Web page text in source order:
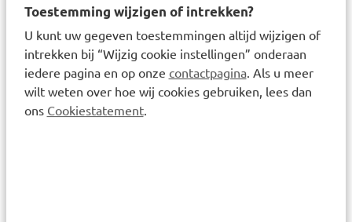
Toestemming wijzigen of intrekken?
U kunt uw gegeven toestemmingen altijd wijzigen of
intrekken bij “Wijzig cookie instellingen” onderaan
iedere pagina en op onze contactpagina. Als u meer
wilt weten over hoe wij cookies gebruiken, lees dan
ons Cookiestatement.
Consument betaalde prijs voor het product (en eventueel
verzendkosten als de gehele bestelling niet voldoet aan de
Overeenkomst). Het bepaalde in dit artikel staat een
beroep op eventuele schadevergoeding niet in de weg.
Artikel 9. Herroepingsrecht (uitsluitend bij